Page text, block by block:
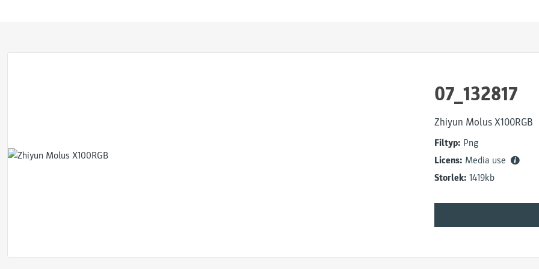
07_132817
Zhiyun Molus X100RGB
Filtyp: Png
Licens: Media use
Storlek: 1419kb